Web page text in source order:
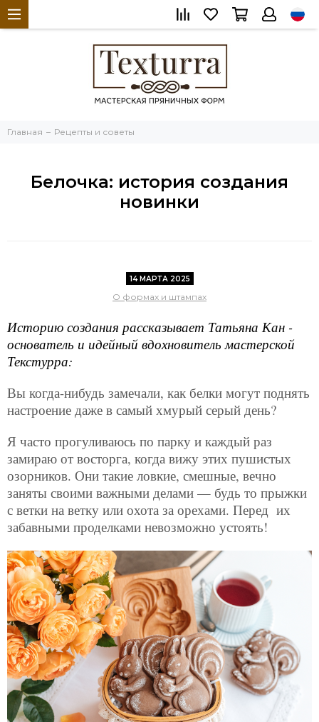
Главная Рецепты и советы
Белочка: история создания
новинки
14 МАРТА 2025
О формах и штампах
Историю создания рассказывает Татьяна Кан -
основатель и идейный вдохновитель мастерской
Текстурра:
Вы когда-нибудь замечали, как белки могут поднять
настроение даже в самый хмурый серый день?
Я часто прогуливаюсь по парку и каждый раз
замираю от восторга, когда вижу этих пушистых
озорников. Они такие ловкие, смешные, вечно
заняты своими важными делами — будь то прыжки
с ветки на ветку или охота за орехами. Перед их
забавными проделками невозможно устоять!